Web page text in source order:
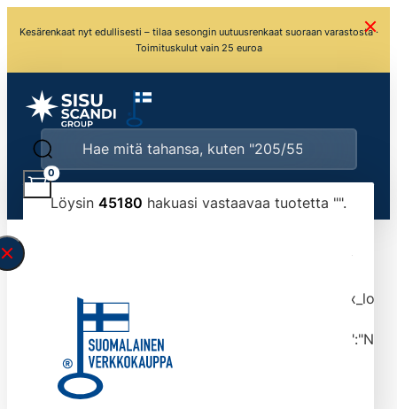
Kesärenkaat nyt edullisesti – tilaa sesongin uutuusrenkaat suoraan varastosta ·
Toimituskulut vain 25 euroa
Löysin 45180 hakuasi vastaavaa tuotetta "".
typed the search query correctly.<br>Currently
tmlmvi","meta_query":
data-original-query-vars="[]" data-page="1"
data-max-pages="4518" data-start="1" data-
end="10">
0